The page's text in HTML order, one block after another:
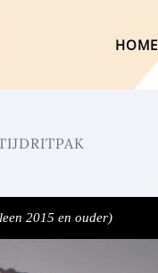
HOME
2015 en ouder)